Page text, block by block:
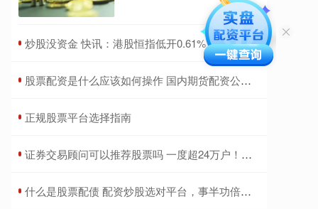
​炒股没资金 快讯：港股恒指低开0.61% 科指跌0.7%科网股普遍下跌
​股票配资是什么应该如何操作 国内期货配资公司排行榜：揭秘十大实力巨头
​正规股票平台选择指南
​证券交易顾问可以推荐股票吗 一度超24万户！日本大阪府发生大规模停电
​什么是股票配债 配资炒股选对平台，事半功倍赢利多